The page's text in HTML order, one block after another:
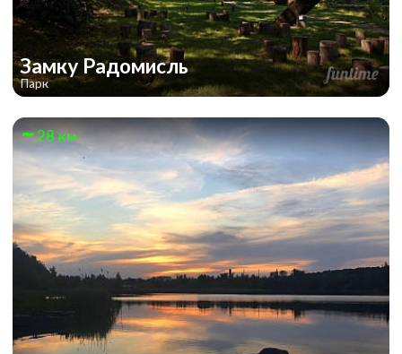
Замку Радомисль
Парк
28 км